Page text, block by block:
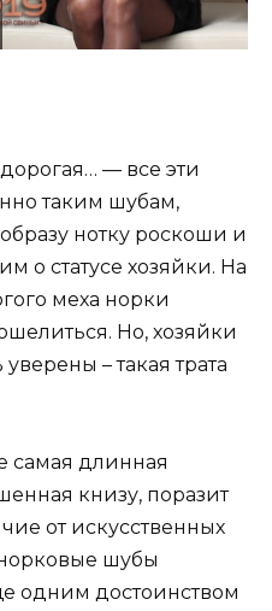
— все эти
таким шубам,
нотку роскоши и
о статусе хозяйки. На
меха норки
Но, хозяйки
– такая трата
самая длинная
книзу, поразит
от искусственных
шубы
одним достоинством